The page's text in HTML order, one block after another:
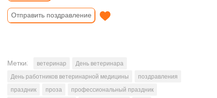
Отправить поздравление
Метки: ветеринар
День ветеринара
День работников ветеринарной медицины
поздравления
праздник
проза
профессиональный праздник